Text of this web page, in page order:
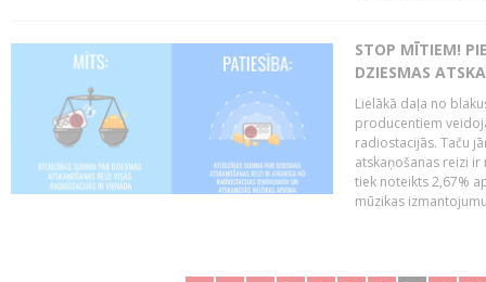
STOP MĪTIEM!
DZIESMAS
Lielākā daļa no
producentiem
radiostacijās. Taču
atskaņošanas reizi
tiek noteikts 2,67%
mūzikas